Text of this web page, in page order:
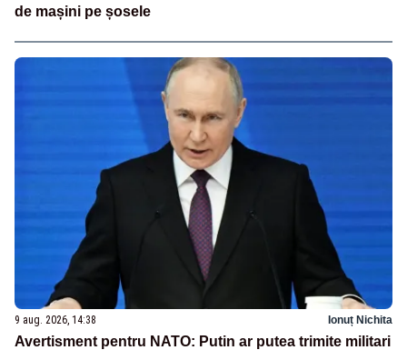
de mașini pe șosele
9 aug. 2026, 14:38 Ionuț Nichita
Avertisment pentru NATO: Putin ar putea trimite militari